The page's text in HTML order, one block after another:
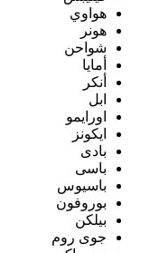
هواوي
هونر
شواحن
أمايا
أنكر
ابل
اورايمو
ايكونز
بادى
باسى
باسيوس
بوروفون
بيلكن
جوى روم